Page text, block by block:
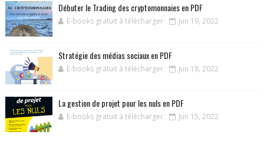
Débuter le Trading des cryptomonnaies en PDF
E-books gratuit à télécharger Jun 19, 2022
Stratégie des médias sociaux en PDF
E-books gratuit à télécharger Jun 18, 2022
La gestion de projet pour les nuls en PDF
E-books gratuit à télécharger Jun 15, 2022